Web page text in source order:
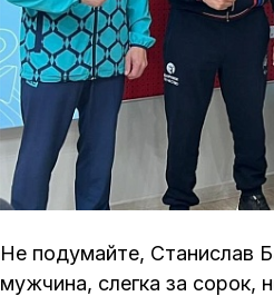
Не подумайте, Станислав
мужчина, слегка за сорок,